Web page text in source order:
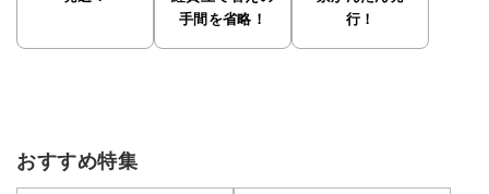
手間を省略！
行！
おすすめ特集